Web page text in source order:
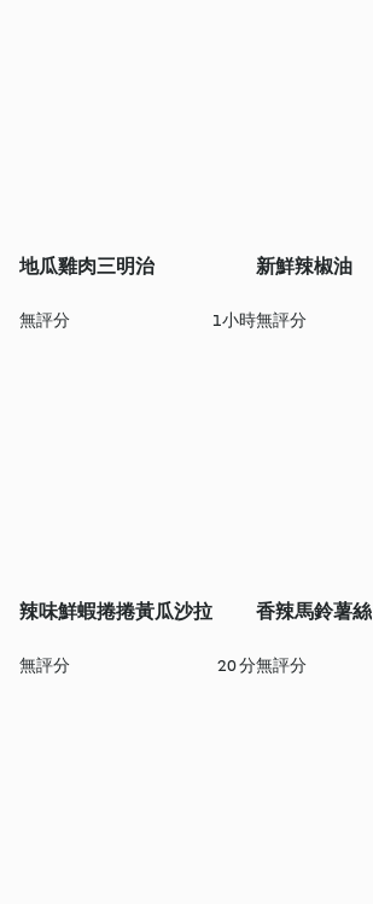
地瓜雞肉三明治
無評分 1小時
新鮮辣椒油
無評分
辣味鮮蝦捲捲黃瓜沙拉
無評分 20 分
香辣馬鈴薯絲
無評分